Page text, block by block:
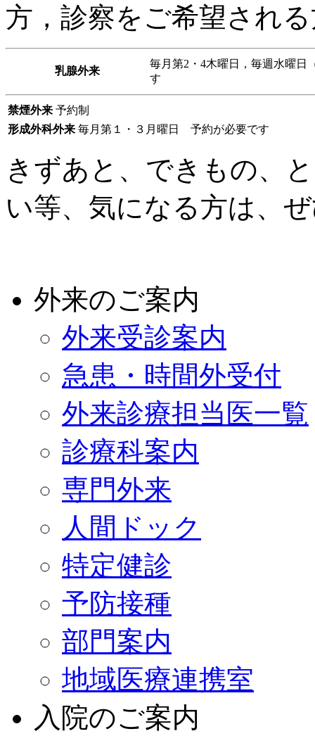
方，診察をご希望され
乳腺外来
毎月第2・4木曜日，毎週水曜
す
禁煙外来 予約制
形成外科外来 毎月第１・３月曜日 予約が必要です
きずあと、できもの、
い等、気になる方は、
外来のご案内
外来受診案内
急患・時間外受付
外来診療担当医一覧
診療科案内
専門外来
人間ドック
特定健診
予防接種
部門案内
地域医療連携室
入院のご案内